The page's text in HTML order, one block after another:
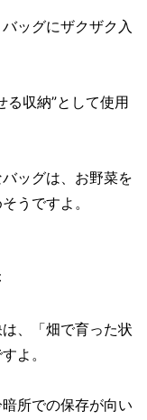
ッグにザクザク入
る収納”として使用
ッグは、お野菜を
うですよ。
、「畑で育った状
よ。
所での保存が向い